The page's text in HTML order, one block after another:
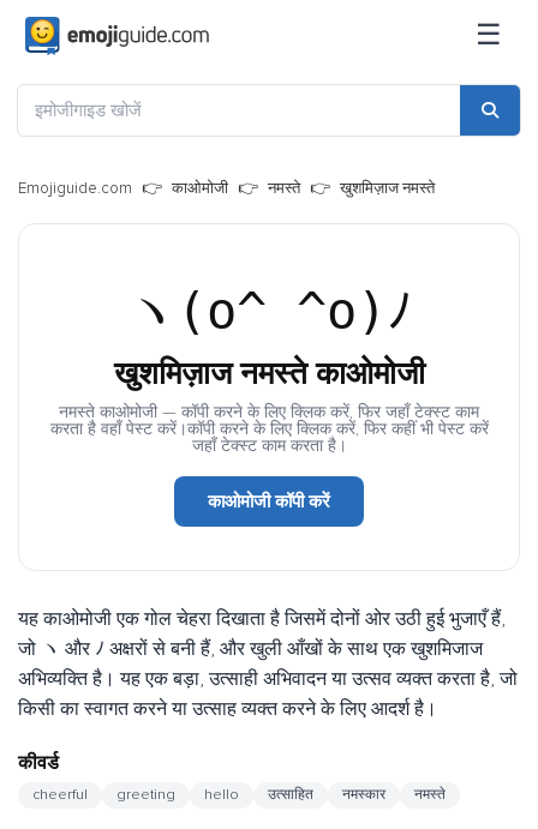
☰
Emojiguide.com काओमोजी नमस्ते खुशमिज़ाज नमस्ते
ヽ(o^ ^o)ﾉ
खुशमिज़ाज नमस्ते काओमोजी
नमस्ते काओमोजी — कॉपी करने के लिए क्लिक करें, फिर जहाँ टेक्स्ट काम
करता है वहाँ पेस्ट करें।कॉपी करने के लिए क्लिक करें, फिर कहीं भी पेस्ट करें
जहाँ टेक्स्ट काम करता है।
काओमोजी कॉपी करें
यह काओमोजी एक गोल चेहरा दिखाता है जिसमें दोनों ओर उठी हुई भुजाएँ हैं,
जो ヽ और ﾉ अक्षरों से बनी हैं, और खुली आँखों के साथ एक खुशमिजाज
अभिव्यक्ति है। यह एक बड़ा, उत्साही अभिवादन या उत्सव व्यक्त करता है, जो
किसी का स्वागत करने या उत्साह व्यक्त करने के लिए आदर्श है।
कीवर्ड
cheerful greeting hello उत्साहित नमस्कार नमस्ते